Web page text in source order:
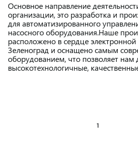
Основное направление
организации, это разработка и
для автоматизированного
насосного оборудования.Наше
расположено в сердце
Зеленоград и оснащено самым
оборудованием, что позволяет нам
высокотехнологичные,
1